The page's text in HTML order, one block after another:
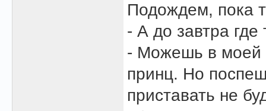
Подождем, пока
- А до завтра
- Можешь в моей
принц. Но
приставать не